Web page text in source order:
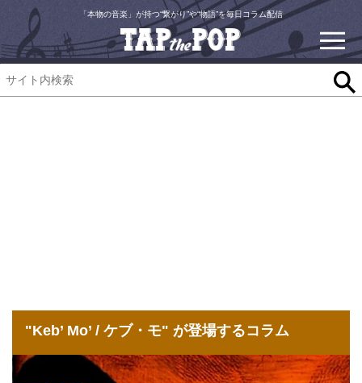
「本物の音楽」が持つ“繋がり”や“物語”を毎日コラム配信
"Keb’ Mo’ / ケブ・モ" が登場するコラム